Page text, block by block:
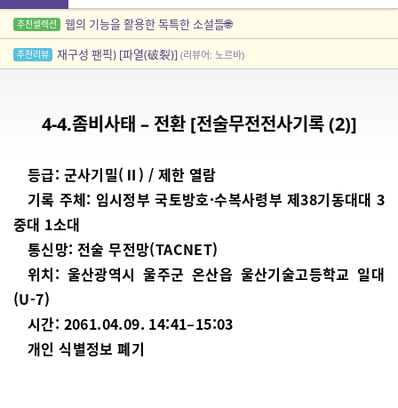
추천셀렉션 웹의 기능을 활용한 독특한 소설들🌐
추천리뷰 재구성 팬픽) [파열(破裂)] (리뷰어: 노르바)
4-4.좀비사태 – 전환 [전술무전전사기록 (2)]
등급: 군사기밀(Ⅱ) / 제한 열람
기록 주체: 임시정부 국토방호·수복사령부 제38기동대대 3
중대 1소대
통신망: 전술 무전망(TACNET)
위치: 울산광역시 울주군 온산읍 울산기술고등학교 일대
(U-7)
시간: 2061.04.09. 14:41–15:03
개인 식별정보 폐기